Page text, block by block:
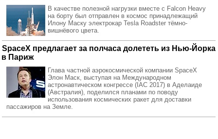
В качестве полезной нагрузки вместе с Falcon Heavy
на борту был отправлен в космос принадлежащий
Илону Маску электрокар Tesla Roadster тёмно-
вишнёвого цвета.
SpaceX предлагает за полчаса долететь из Нью-Йорка
в Париж
Глава частной аэрокосмической компании SpaceX
Элон Маск, выступая на Международном
астронавтическом конгрессе (IAC 2017) в Аделаиде
(Австралия), поделился планами по поводу
использования космических ракет для доставки
пассажиров на Земле.